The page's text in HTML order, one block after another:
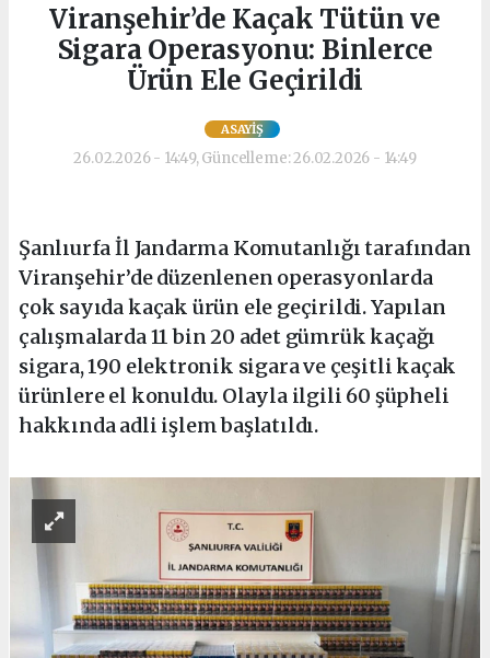
Viranşehir’de Kaçak Tütün ve
Sigara Operasyonu: Binlerce
Ürün Ele Geçirildi
ASAYIŞ
26.02.2026 - 14:49, Güncelleme: 26.02.2026 - 14:49
Şanlıurfa İl Jandarma Komutanlığı tarafından
Viranşehir’de düzenlenen operasyonlarda
çok sayıda kaçak ürün ele geçirildi. Yapılan
çalışmalarda 11 bin 20 adet gümrük kaçağı
sigara, 190 elektronik sigara ve çeşitli kaçak
ürünlere el konuldu. Olayla ilgili 60 şüpheli
hakkında adli işlem başlatıldı.